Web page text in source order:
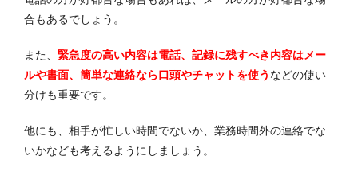
合もあるでしょう。
また、 緊急度の高い内容は電話、記録に残すべき内容はメー
ルや書面、簡単な連絡なら口頭やチャットを使う などの使い
分けも重要です。
他にも、相手が忙しい時間でないか、業務時間外の連絡でな
いかなども考えるようにしましょう。